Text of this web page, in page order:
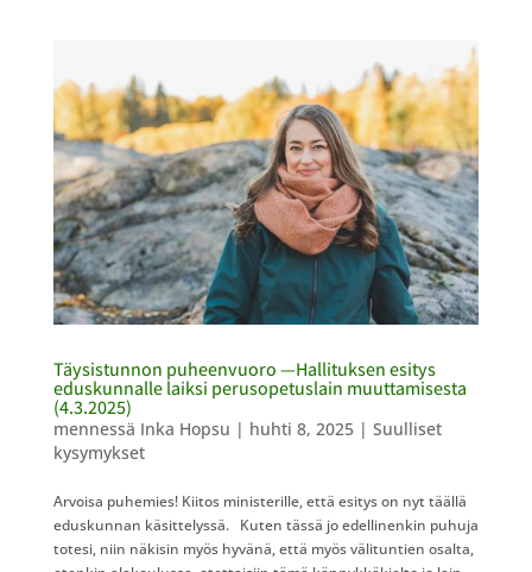
Täysistunnon puheenvuoro —Hallituksen esitys
eduskunnalle laiksi perusopetuslain muuttamisesta
(4.3.2025)
mennessä Inka Hopsu | huhti 8, 2025| Suulliset
kysymykset
Arvoisa puhemies! Kiitos ministerille, että esitys on nyt täällä
eduskunnan käsittelyssä. Kuten tässä jo edellinenkin puhuja
totesi, niin näkisin myös hyvänä, että myös välituntien osalta,